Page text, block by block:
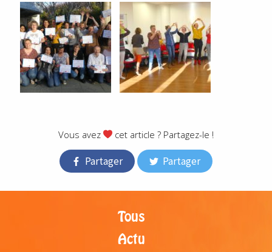
Vous avez
cet article ? Partagez-le !
Partager Partager
Tous
Actu